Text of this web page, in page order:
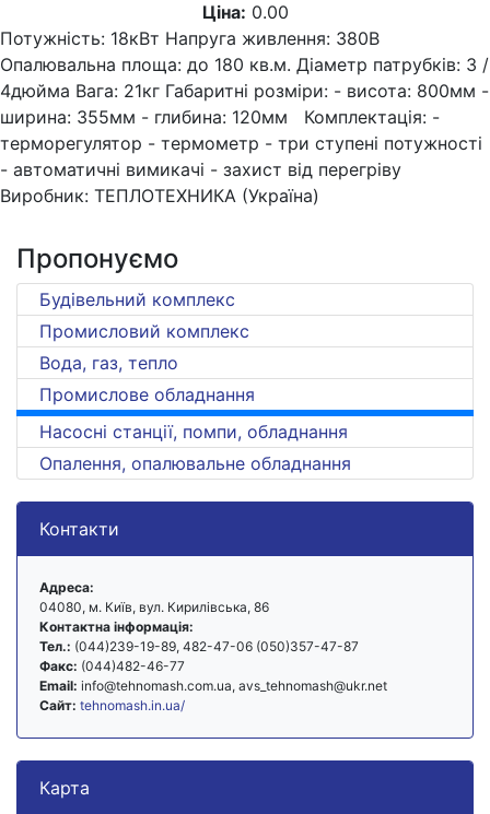
Ціна: 0.00
Потужність: 18кВт Напруга живлення: 380В
Опалювальна площа: до 180 кв.м. Діаметр патрубків: 3 /
4дюйма Вага: 21кг Габаритні розміри: - висота: 800мм -
ширина: 355мм - глибина: 120мм Комплектація: -
терморегулятор - термометр - три ступені потужності
- автоматичні вимикачі - захист від перегріву
Виробник: ТЕПЛОТЕХНИКА (Україна)
Пропонуємо
Будівельний комплекс
Промисловий комплекс
Вода, газ, тепло
Промислове обладнання
Насосні станції, помпи, обладнання
Опалення, опалювальне обладнання
Контакти
Адреса:
04080, м. Київ, вул. Кирилівська, 86
Контактна інформація:
Тел.: (044)239-19-89, 482-47-06 (050)357-47-87
Факс: (044)482-46-77
Email: info@tehnomash.com.ua, avs_tehnomash@ukr.net
Сайт: tehnomash.in.ua/
Карта